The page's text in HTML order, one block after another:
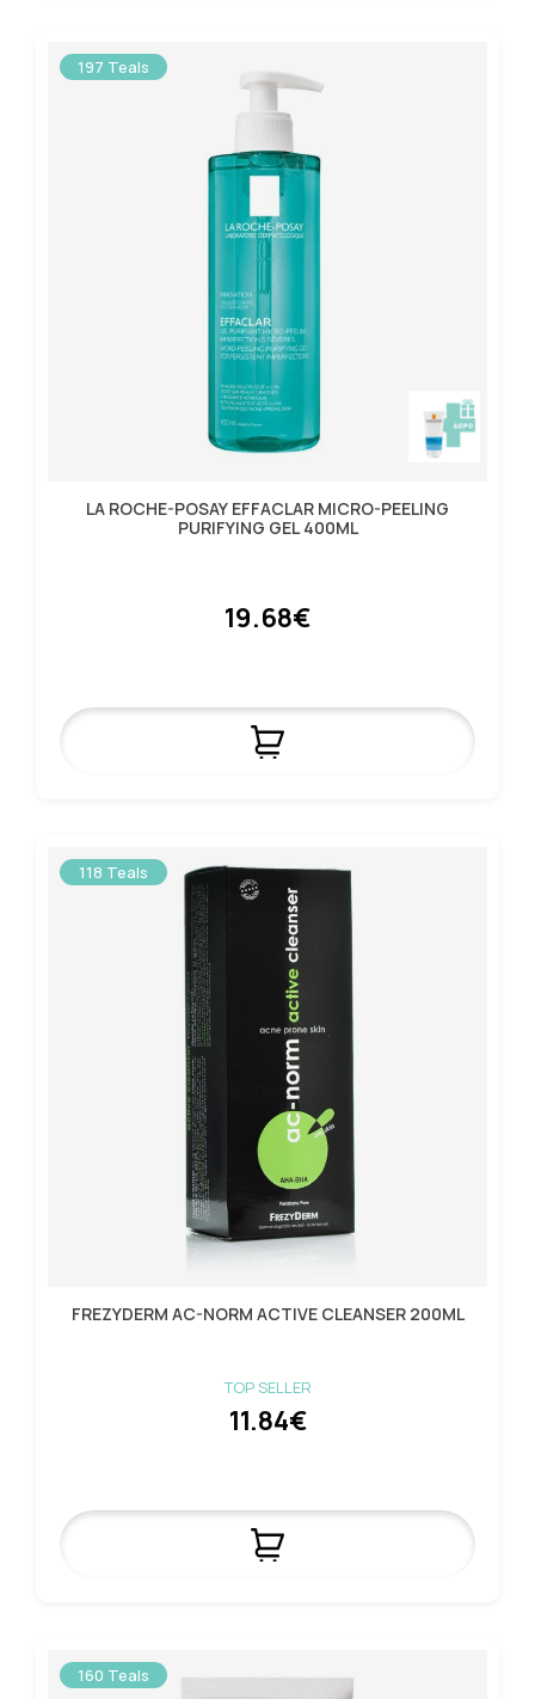
197 Teals
LA ROCHE-POSAY EFFACLAR MICRO-PEELING
PURIFYING GEL 400ML
19.68€
118 Teals
FREZYDERM AC-NORM ACTIVE CLEANSER 200ML
TOP SELLER
11.84€
160 Teals